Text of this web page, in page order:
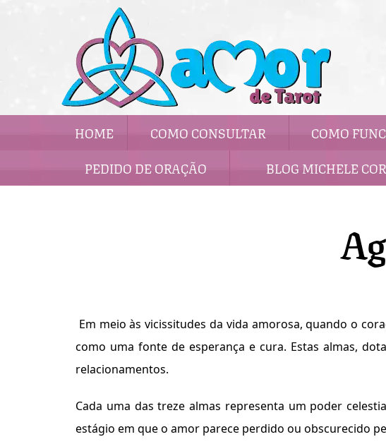
HOME COMO CONSULTAR COMO
PEDIDO DE ORAÇÃO
BLOG MICHELE
Em meio às vicissitudes da vida amorosa, quando o
como uma fonte de esperança e cura. Estas almas,
relacionamentos.
Cada uma das treze almas representa um poder
estágio em que o amor parece perdido ou obscurecido